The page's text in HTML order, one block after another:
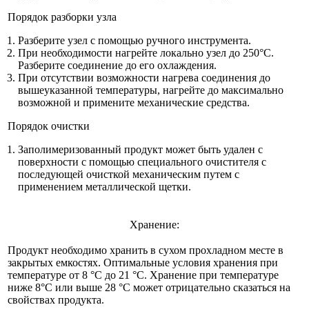
Порядок разборки узла
Разберите узел с помощью ручного инструмента.
При необходимости нагрейте локально узел до 250°C.
Разберите соединение до его охлаждения.
При отсутствии возможности нагрева соединения до
вышеуказанной температуры, нагрейте до максимально
возможной и примените механические средства.
Порядок очистки
Заполимеризованный продукт может быть удален с
поверхности с помощью специального очистителя с
последующей очисткой механическим путем с
применением металлической щетки.
Хранение:
Продукт необходимо хранить в сухом прохладном месте в
закрытых емкостях. Оптимальные условия хранения при
температуре от 8 °C до 21 °C. Хранение при температуре
ниже 8°C или выше 28 °C может отрицательно сказаться на
свойствах продукта.